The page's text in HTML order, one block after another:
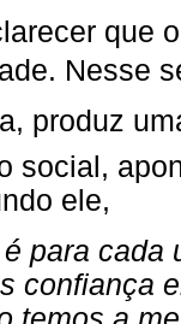
que
Nesse
produz
social,
ele,
para cada
confiança